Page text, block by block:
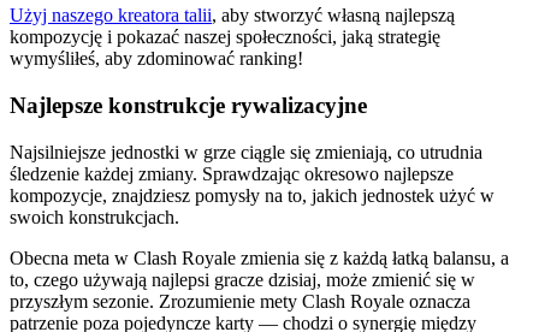
Użyj naszego kreatora talii, aby stworzyć własną najlepszą
kompozycję i pokazać naszej społeczności, jaką strategię
wymyśliłeś, aby zdominować ranking!
Najlepsze konstrukcje rywalizacyjne
Najsilniejsze jednostki w grze ciągle się zmieniają, co utrudnia
śledzenie każdej zmiany. Sprawdzając okresowo najlepsze
kompozycje, znajdziesz pomysły na to, jakich jednostek użyć w
swoich konstrukcjach.
Obecna meta w Clash Royale zmienia się z każdą łatką balansu, a
to, czego używają najlepsi gracze dzisiaj, może zmienić się w
przyszłym sezonie. Zrozumienie mety Clash Royale oznacza
patrzenie poza pojedyncze karty — chodzi o synergię między